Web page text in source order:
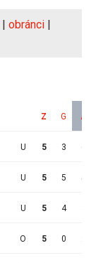
| obránci |
Z G A
U 5 3 6
U 5 5 5
U 5 4
O 5 0 2